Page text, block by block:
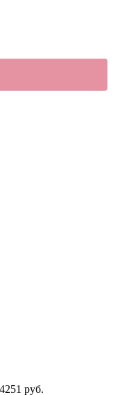
4251 руб.